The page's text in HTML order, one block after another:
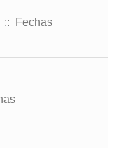
:: Fechas